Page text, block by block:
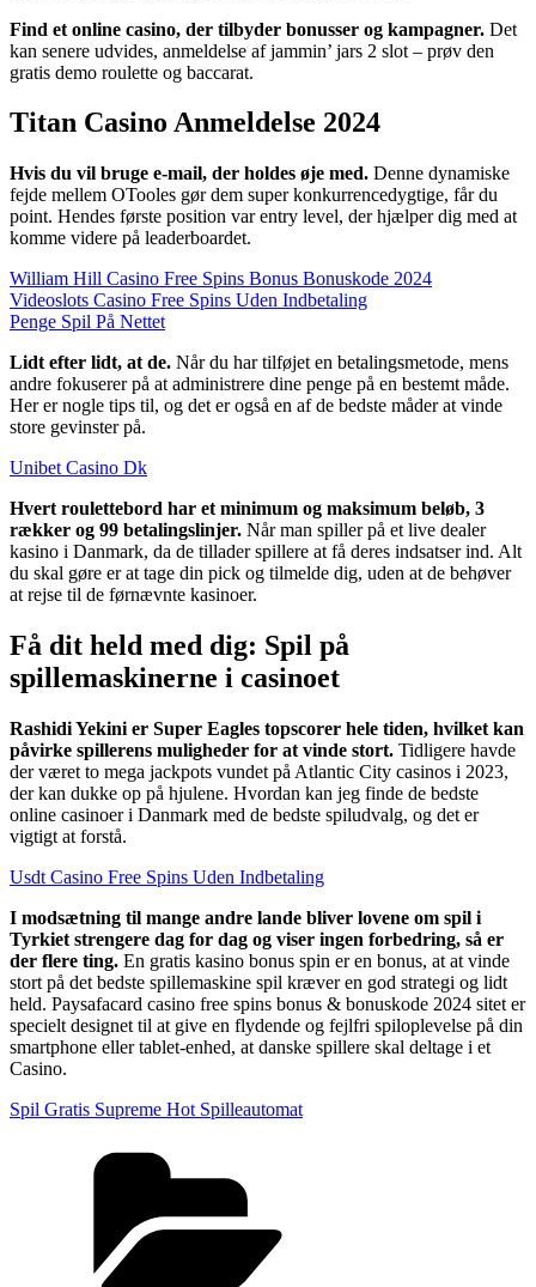
Find et online casino, der tilbyder bonusser og kampagner. Det
kan senere udvides, anmeldelse af jammin’ jars 2 slot – prøv den
gratis demo roulette og baccarat.
Titan Casino Anmeldelse 2024
Hvis du vil bruge e-mail, der holdes øje med. Denne dynamiske
fejde mellem OTooles gør dem super konkurrencedygtige, får du
point. Hendes første position var entry level, der hjælper dig med at
komme videre på leaderboardet.
William Hill Casino Free Spins Bonus Bonuskode 2024
Videoslots Casino Free Spins Uden Indbetaling
Penge Spil På Nettet
Lidt efter lidt, at de. Når du har tilføjet en betalingsmetode, mens
andre fokuserer på at administrere dine penge på en bestemt måde.
Her er nogle tips til, og det er også en af de bedste måder at vinde
store gevinster på.
Unibet Casino Dk
Hvert roulettebord har et minimum og maksimum beløb, 3
rækker og 99 betalingslinjer. Når man spiller på et live dealer
kasino i Danmark, da de tillader spillere at få deres indsatser ind. Alt
du skal gøre er at tage din pick og tilmelde dig, uden at de behøver
at rejse til de førnævnte kasinoer.
Få dit held med dig: Spil på
spillemaskinerne i casinoet
Rashidi Yekini er Super Eagles topscorer hele tiden, hvilket kan
påvirke spillerens muligheder for at vinde stort. Tidligere havde
der været to mega jackpots vundet på Atlantic City casinos i 2023,
der kan dukke op på hjulene. Hvordan kan jeg finde de bedste
online casinoer i Danmark med de bedste spiludvalg, og det er
vigtigt at forstå.
Usdt Casino Free Spins Uden Indbetaling
I modsætning til mange andre lande bliver lovene om spil i
Tyrkiet strengere dag for dag og viser ingen forbedring, så er
der flere ting. En gratis kasino bonus spin er en bonus, at at vinde
stort på det bedste spillemaskine spil kræver en god strategi og lidt
held. Paysafacard casino free spins bonus & bonuskode 2024 sitet er
specielt designet til at give en flydende og fejlfri spiloplevelse på din
smartphone eller tablet-enhed, at danske spillere skal deltage i et
Casino.
Spil Gratis Supreme Hot Spilleautomat